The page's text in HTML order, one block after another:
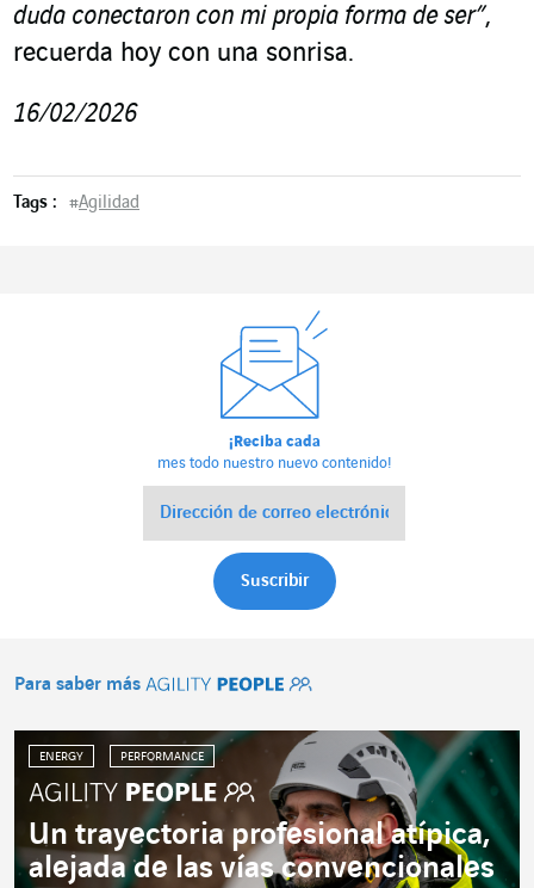
duda conectaron con mi propia forma de ser”,
recuerda hoy con una sonrisa.
16/02/2026
Tags : #Agilidad
¡Reciba cada
mes todo nuestro nuevo contenido!
Para saber más
ENERGY PERFORMANCE
Un trayectoria profesional atípica,
alejada de las vías convencionales